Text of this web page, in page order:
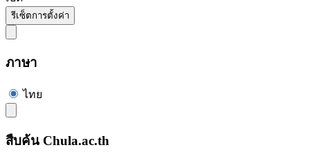
รีเซ็ตการตั้งค่า
ภาษา
ไทย
สืบค้น Chula.ac.th